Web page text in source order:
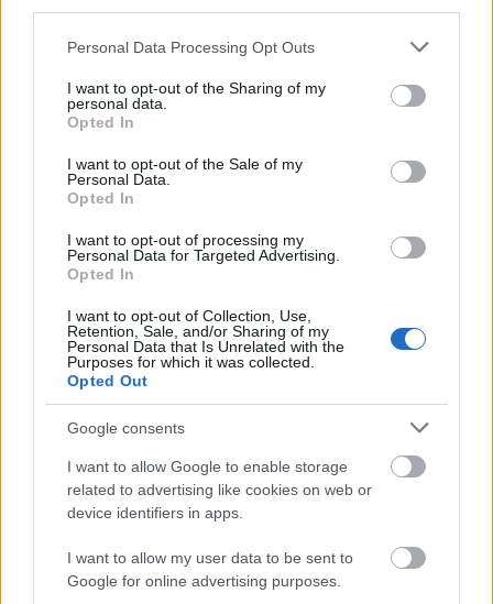
Please note that this website/app uses one or more Google
not limited to your visit or usage behaviour. You may click to
grant or deny consent to Google and its third-party tags to
use your data for below specified purposes in below Google
consent section.
Personal Data Processing Opt Outs
I want to opt-out of the Sharing of my
personal data.
Opted In
I want to opt-out of the Sale of my
Personal Data.
Opted In
I want to opt-out of processing my
Personal Data for Targeted Advertising.
Opted In
I want to opt-out of Collection, Use,
Retention, Sale, and/or Sharing of my
Personal Data that Is Unrelated with the
Purposes for which it was collected.
Opted Out
Google consents
I want to allow Google to enable storage
related to advertising like cookies on web or
device identifiers in apps.
I want to allow my user data to be sent to
Google for online advertising purposes.
ευρώ - Πώς θα τα πάρετε
αιτήσεις στις 24 Αυγούστου – Τι
αλλάζει στο πρόγραμμα
προσλήψεις χωρίς πτυχίο - Πού κάνετε
αίτηση
Νέος «Κηφισός» 40 χιλιομέτρων: Ο
δρόμος που φιλοδοξεί να λύσει το
κυκλοφοριακό στην Αθήνα